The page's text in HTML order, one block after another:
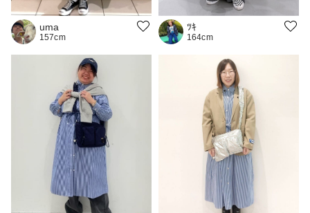
uma
157cm
ﾂｷ
164cm